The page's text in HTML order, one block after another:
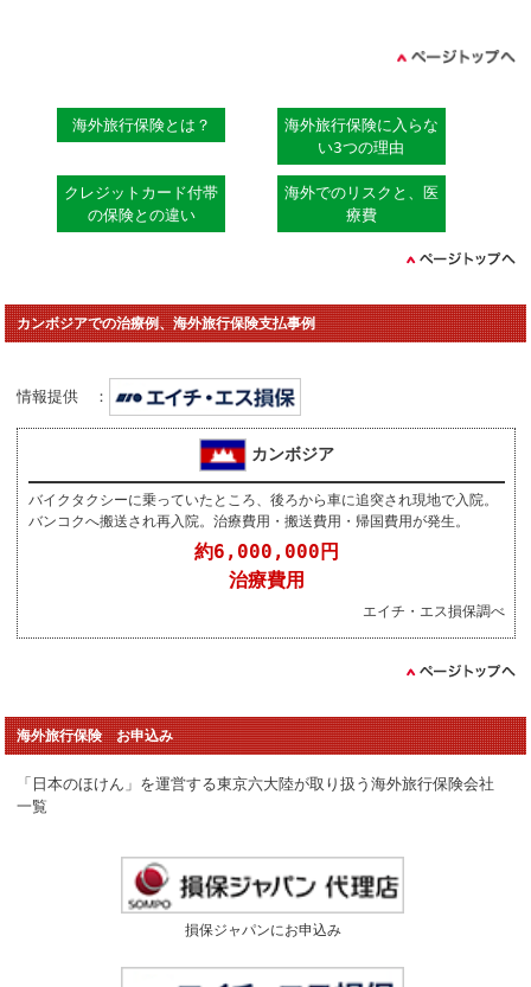
海外旅行保険とは？
海外旅行保険に入らな
い3つの理由
クレジットカード付帯
の保険との違い
海外でのリスクと、医
療費
カンボジアでの治療例、海外旅行保険支払事例
情報提供 ：
カンボジア
バイクタクシーに乗っていたところ、後ろから車に追突され現地で入院。
バンコクへ搬送され再入院。治療費用・搬送費用・帰国費用が発生。
約6,000,000円
治療費用
エイチ・エス損保調べ
海外旅行保険 お申込み
「日本のほけん」を運営する東京六大陸が取り扱う海外旅行保険会社
一覧
損保ジャパンにお申込み